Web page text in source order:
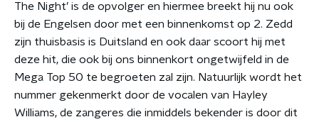
The Night’ is de opvolger en hiermee breekt hij nu ook
bij de Engelsen door met een binnenkomst op 2. Zedd
zijn thuisbasis is Duitsland en ook daar scoort hij met
deze hit, die ook bij ons binnenkort ongetwijfeld in de
Mega Top 50 te begroeten zal zijn. Natuurlijk wordt het
nummer gekenmerkt door de vocalen van Hayley
Williams, de zangeres die inmiddels bekender is door dit